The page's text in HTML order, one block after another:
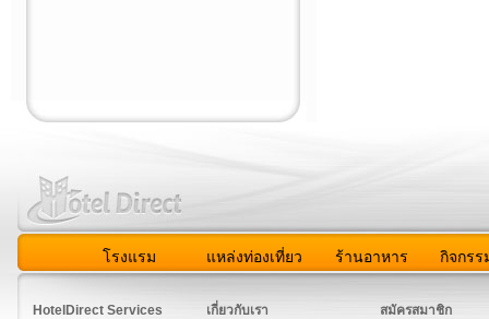
โรงแรม แหล่งท่องเที่ยว ร้านอาหาร กิจกรร
HotelDirect Services
เกี่ยวกับเรา
สมัครสมาชิก